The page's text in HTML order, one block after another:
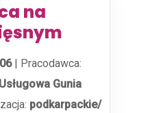
na
| Pracodawca:
Gunia
podkarpackie/